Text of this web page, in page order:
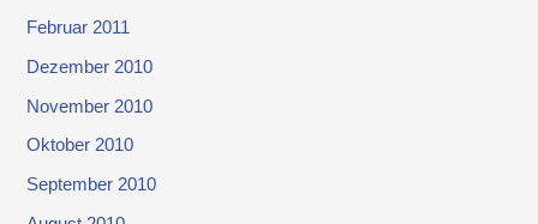
Februar 2011
Dezember 2010
November 2010
Oktober 2010
September 2010